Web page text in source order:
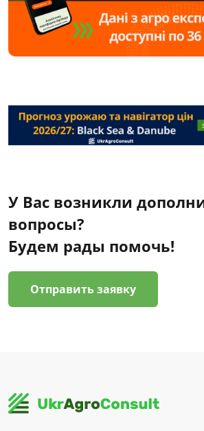
У Вас возникли
вопросы?
Будем рады помочь!
Отправить заявку